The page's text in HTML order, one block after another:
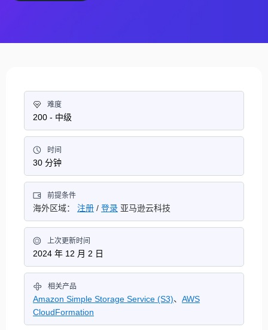
难度
200 - 中级
时间
30 分钟
前提条件
海外区域： 注册 / 登录 亚马逊云科技
上次更新时间
2024 年 12 月 2 日
相关产品
Amazon Simple Storage Service (S3)、 AWS
CloudFormation